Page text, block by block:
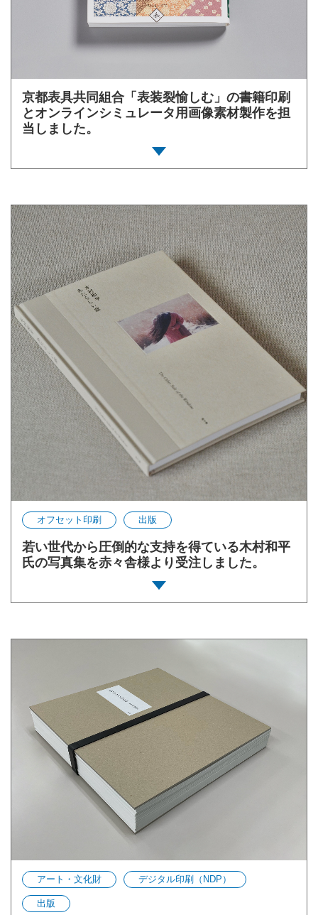
京都表具共同組合「表装裂愉しむ」の書籍印刷
とオンラインシミュレータ用画像素材製作を担
当しました。
オフセット印刷 出版
若い世代から圧倒的な支持を得ている木村和平
氏の写真集を赤々舎様より受注しました。
アート・文化財 デジタル印刷（NDP）
出版